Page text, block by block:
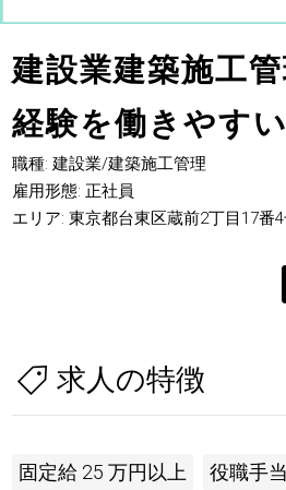
建設業建築施工
経験を働きやす
職種: 建設業/建築施工管理
雇用形態: 正社員
エリア: 東京都台東区蔵前2丁目17番
求人の特徴
固定給 25 万円以上 役職手